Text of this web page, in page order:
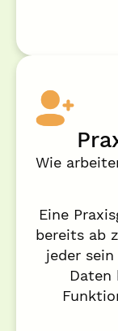
Wie
Eine
bereits ab
jeder
Daten